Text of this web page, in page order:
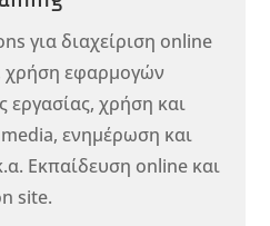
για διαχείριση online
χρήση εφαρμογών
χρήση και
ενημέρωση και
Εκπαίδευση online και
site.